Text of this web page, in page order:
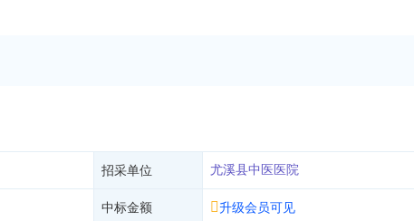
招采单位 尤溪县中医医院
中标金额 升级会员可见